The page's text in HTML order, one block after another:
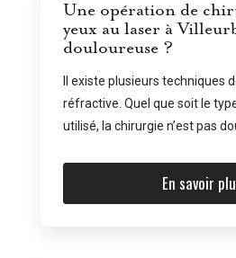
Une opération de
yeux au laser à
douloureuse ?
Il existe plusieurs techniques
réfractive. Quel que soit le
utilisé, la chirurgie n’est pas
En savoir